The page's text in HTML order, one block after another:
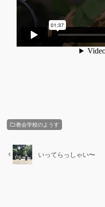
教会学校のようす
いってらっしゃい〜